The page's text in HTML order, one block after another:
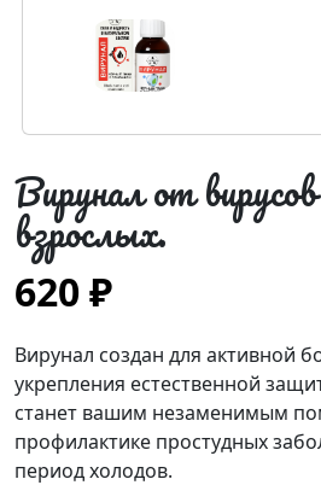
Вирунал от
взрослых.
620 ₽
Вирунал создан для активной
укрепления естественной
станет вашим незаменимым
профилактике простудных
период холодов.